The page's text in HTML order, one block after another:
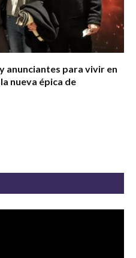
anunciantes para vivir en
nueva épica de